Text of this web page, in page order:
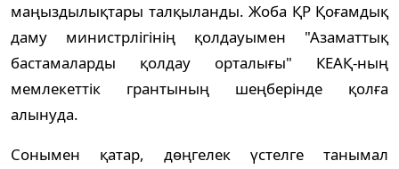
маңыздылықтары талқыланды. Жоба ҚР Қоғамдық
даму министрлігінің қолдауымен "Азаматтық
бастамаларды қолдау орталығы" КЕАҚ-ның
мемлекеттік грантының шеңберінде қолға
алынуда.
Сонымен қатар, дөңгелек үстелге танымал